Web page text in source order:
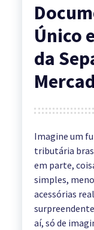
Único
da
Imagine um
tributária
em parte,
simples,
acessórias
aí, só de